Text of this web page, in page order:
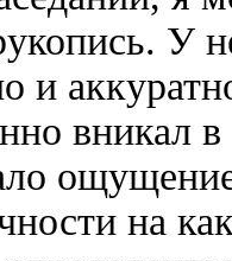
У
и
вникал
на